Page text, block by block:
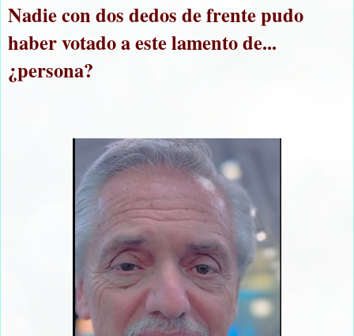
Nadie con dos dedos de frente pudo
haber votado a este lamento de...
¿persona?